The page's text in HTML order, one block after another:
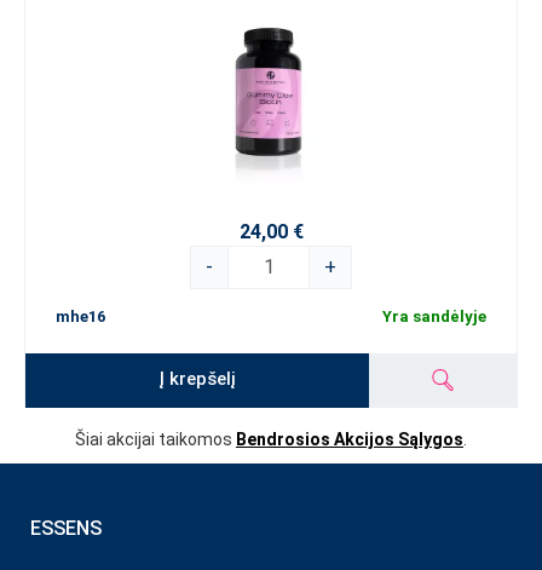
24,00 €
-
+
mhe16 Yra sandėlyje
Į krepšelį
Šiai akcijai taikomos Bendrosios Akcijos Sąlygos.
ESSENS